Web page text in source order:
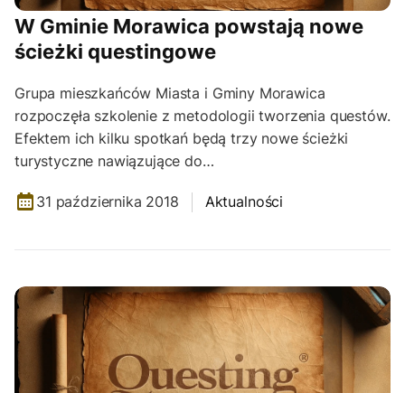
W Gminie Morawica powstają nowe
ścieżki questingowe
Grupa mieszkańców Miasta i Gminy Morawica
rozpoczęła szkolenie z metodologii tworzenia questów.
Efektem ich kilku spotkań będą trzy nowe ścieżki
turystyczne nawiązujące do…
31 października 2018 Aktualności